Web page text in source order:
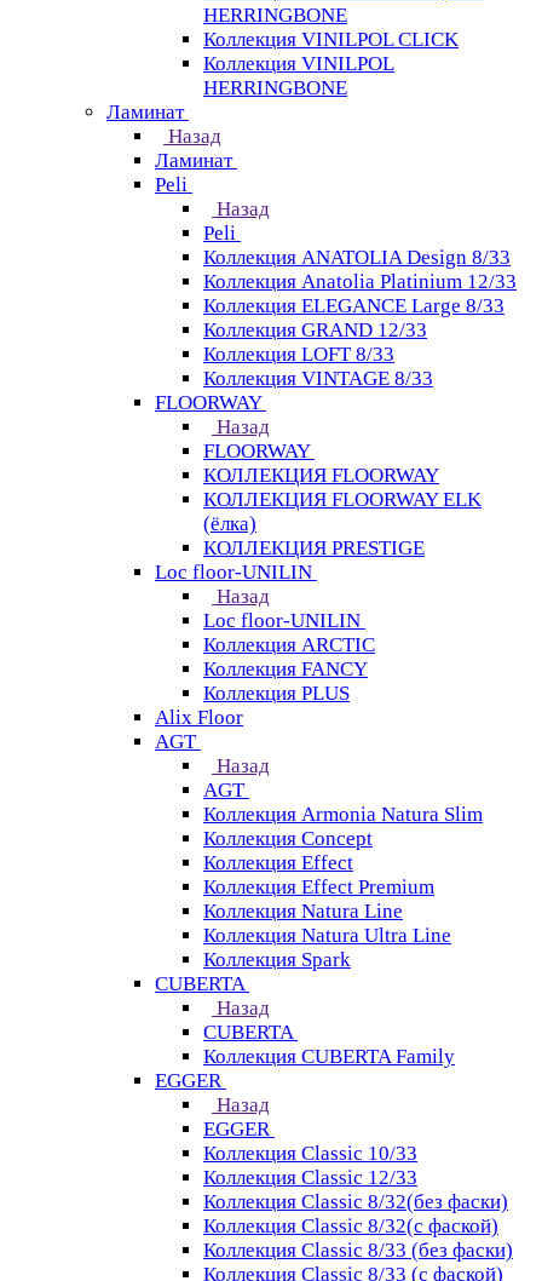
HERRINGBONE
Коллекция VINILPOL CLICK
Коллекция VINILPOL
HERRINGBONE
Ламинат
Назад
Ламинат
Peli
Назад
Peli
Коллекция ANATOLIA Design 8/33
Коллекция Anatolia Platinium 12/33
Коллекция ELEGANCE Large 8/33
Коллекция GRAND 12/33
Коллекция LOFT 8/33
Коллекция VINTAGE 8/33
FLOORWAY
Назад
FLOORWAY
КОЛЛЕКЦИЯ FLOORWAY
КОЛЛЕКЦИЯ FLOORWAY ELK
(ёлка)
КОЛЛЕКЦИЯ PRESTIGE
Loс floor-UNILIN
Назад
Loс floor-UNILIN
Коллекция ARCTIС
Коллекция FANCY
Коллекция PLUS
Alix Floor
AGT
Назад
AGT
Коллекция Armonia Natura Slim
Коллекция Concept
Коллекция Effect
Коллекция Effect Premium
Коллекция Natura Line
Коллекция Natura Ultra Line
Коллекция Spark
CUBERTA
Назад
CUBERTA
Коллекция CUBERTA Family
EGGER
Назад
EGGER
Коллекция Classic 10/33
Коллекция Classic 12/33
Коллекция Classic 8/32(без фаски)
Коллекция Classic 8/32(с фаской)
Коллекция Classic 8/33 (без фаски)
Коллекция Classic 8/33 (с фаской)